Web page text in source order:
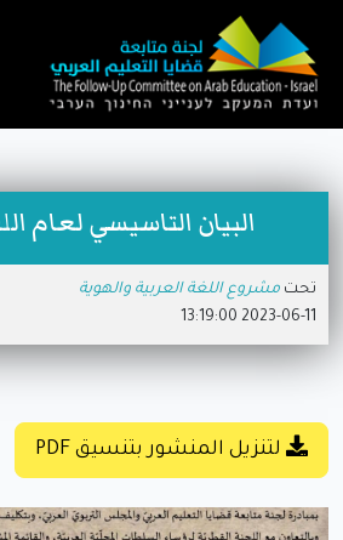
البيان التاسيسي لعام
تحت مشروع اللغة العربية والهوية
2023-06-11 13:19:00
لتنزيل المنشور بتنسيق PDF